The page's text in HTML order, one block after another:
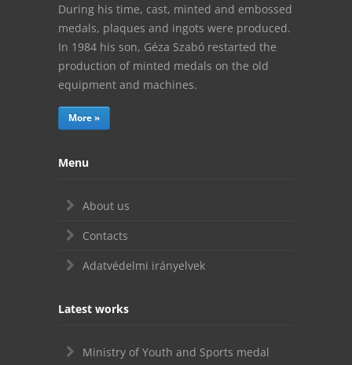
During his time, cast, minted and embossed
medals, plaques and ingots were produced.
In 1984 his son, Géza Szabó restarted the
production of minted medals on the old
equipment and machines.
More »
Menu
About us
Contacts
Adatvédelmi irányelvek
Latest works
Ministry of Youth and Sports medal